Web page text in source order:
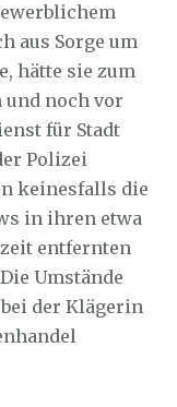
aus Sorge um
hätte sie zum
und noch vor
für Stadt
Polizei
keinesfalls die
in ihren etwa
entfernten
Umstände
der Klägerin